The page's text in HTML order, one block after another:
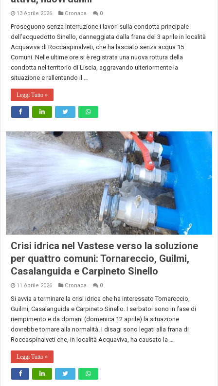
13 Aprile 2026 Cronaca 0
Proseguono senza interruzione i lavori sulla condotta principale
dell’acquedotto Sinello, danneggiata dalla frana del 3 aprile in località
Acquaviva di Roccaspinalveti, che ha lasciato senza acqua 15
Comuni. Nelle ultime ore si è registrata una nuova rottura della
condotta nel territorio di Liscia, aggravando ulteriormente la
situazione e rallentando il …
Leggi Tutto »
Crisi idrica nel Vastese verso la soluzione
per quattro comuni: Tornareccio, Guilmi,
Casalanguida e Carpineto Sinello
11 Aprile 2026 Cronaca 0
Si avvia a terminare la crisi idrica che ha interessato Tornareccio,
Guilmi, Casalanguida e Carpineto Sinello. I serbatoi sono in fase di
riempimento e da domani (domenica 12 aprile) la situazione
dovrebbe tornare alla normalità. I disagi sono legati alla frana di
Roccaspinalveti che, in località Acquaviva, ha causato la …
Leggi Tutto »